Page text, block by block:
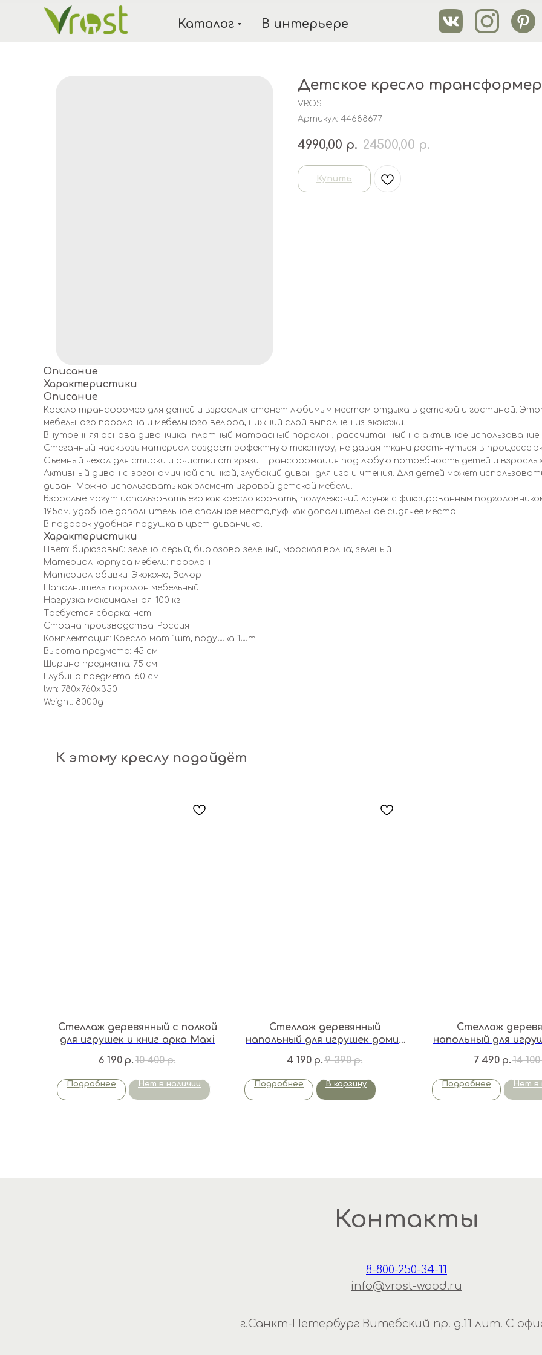
Каталог В интерьере
Детское кресло
VROST
Артикул: 44688677
4990,00 р. 24500,00 р.
Купить
Описание
Характеристики
Описание
Кресло трансформер для детей и взрослых станет любимым местом отдыха в детской и гостиной.
мебельного поролона и мебельного велюра, нижний слой выполнен из экокожи.
Внутренняя основа диванчика- плотный матрасный поролон, рассчитанный на активное использование
Стеганный насквозь материал создает эффектную текстуру, не давая ткани растянуться в процессе
Съемный чехол для стирки и очистки от грязи. Трансформация под любую потребность детей и
Активный диван с эргономичной спинкой, глубокий диван для игр и чтения. Для детей может
диван. Можно использовать как элемент игровой детской мебели.
Взрослые могут использовать его как кресло кровать, полулежачий лаунж с фиксированным
195см, удобное дополнительное спальное место,пуф как дополнительное сидячее место.
В подарок удобная подушка в цвет диванчика.
Характеристики
Цвет: бирюзовый; зелено-серый; бирюзово-зеленый; морская волна; зеленый
Материал корпуса мебели: поролон
Материал обивки: Экокожа; Велюр
Наполнитель: поролон мебельный
Нагрузка максимальная: 100 кг
Требуется сборка: нет
Страна производства: Россия
Комплектация: Кресло-мат 1шт; подушка 1шт
Высота предмета: 45 см
Ширина предмета: 75 см
Глубина предмета: 60 см
lwh: 780x760x350
Weight: 8000g
К этому креслу подойдёт
Стеллаж деревянный с полкой
для игрушек и книг арка Maxi
6 190 р. 10 400 р.
Подробнее Нет в наличии
Стеллаж деревянный
напольный для игрушек домик
4 190 р.9 390 р.
Подробнее В корзину
Стеллаж
напольный для
7 490 р.14 100
Подробнее Нет в
Контакты
8-800-250-34-11
info@vrost-wood.ru
г.Санкт-Петербург Витебский пр. д.11 лит. С